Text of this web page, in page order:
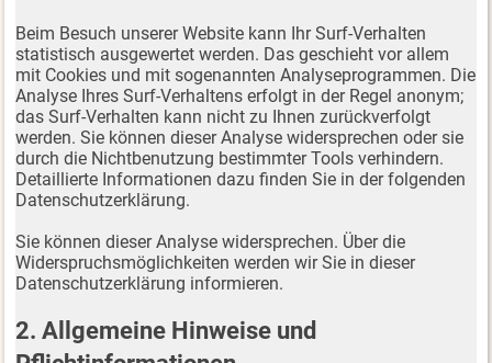
Beim Besuch unserer Website kann Ihr Surf-Verhalten
statistisch ausgewertet werden. Das geschieht vor allem
mit Cookies und mit sogenannten Analyseprogrammen. Die
Analyse Ihres Surf-Verhaltens erfolgt in der Regel anonym;
das Surf-Verhalten kann nicht zu Ihnen zurückverfolgt
werden. Sie können dieser Analyse widersprechen oder sie
durch die Nichtbenutzung bestimmter Tools verhindern.
Detaillierte Informationen dazu finden Sie in der folgenden
Datenschutzerklärung.
Sie können dieser Analyse widersprechen. Über die
Widerspruchsmöglichkeiten werden wir Sie in dieser
Datenschutzerklärung informieren.
2. Allgemeine Hinweise und